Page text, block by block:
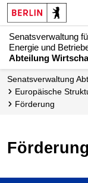
Senatsverwaltung
Energie und
Abteilung
Senats­verwaltung
Europäische
Förderung
Förderung